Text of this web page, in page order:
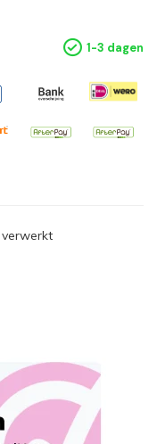
1-3 dagen